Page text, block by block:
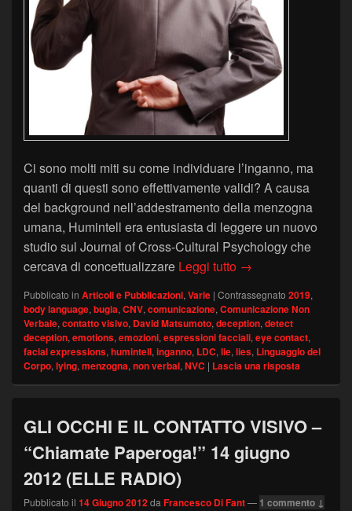
Ci sono molti miti su come individuare l’inganno, ma
quanti di questi sono effettivamente validi? A causa
del background nell’addestramento della menzogna
umana, Humintell era entusiasta di leggere un nuovo
studio sul Journal of Cross-Cultural Psychology che
cercava di concettualizzare Leggi tutto Lo stereotipo del
→
Pubblicato in Articoli e Pubblicazioni, Varie | Contrassegnato 2019,
body language, bugia, CNV, comunicazione, Comunicazione Non
Verbale, contatto visivo, David Matsumoto, deception, detect
deception, emotions, emozioni, espressioni facciali, eye contact,
facial expressions, humintell, inganno, LDC, lie, lies, Linguaggio del
Corpo, lying, menzogna, non verbal, NVC | Lascia una risposta
GLI OCCHI E IL CONTATTO VISIVO –
“Chiamate Paperoga!” 14 giugno
2012 (ELLE RADIO)
Pubblicato il 14 Giugno 2012da Francesco Di Fant— 1 commento ↓